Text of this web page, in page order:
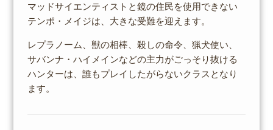
マッドサイエンティストと鏡の住民を使用できない
テンポ・メイジは、大きな受難を迎えます。
レプラノーム、獣の相棒、殺しの命令、猟犬使い、
サバンナ・ハイメインなどの主力がごっそり抜ける
ハンターは、誰もプレイしたがらないクラスとなり
ます。